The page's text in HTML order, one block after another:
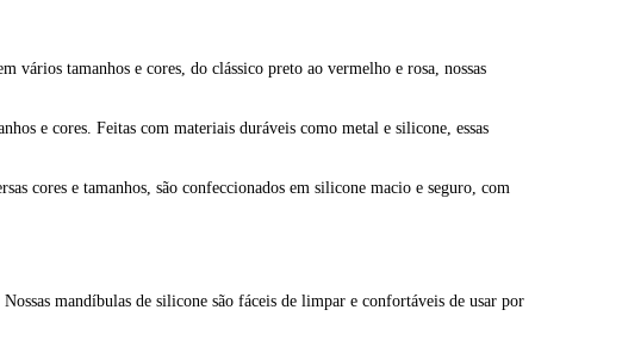
tamanhos e cores, do clássico preto ao vermelho e rosa, nossas
e cores. Feitas com materiais duráveis como metal e silicone, essas
cores e tamanhos, são confeccionados em silicone macio e seguro, com
mandíbulas de silicone são fáceis de limpar e confortáveis de usar por